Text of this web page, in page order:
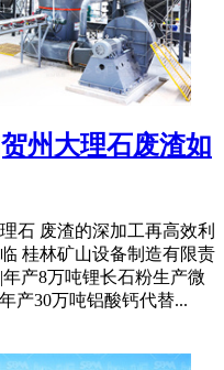
州大理石废渣如
石 废渣的深加工再高效利
桂林矿山设备制造有限责
产8万吨锂长石粉生产微
产30万吨铝酸钙代替...